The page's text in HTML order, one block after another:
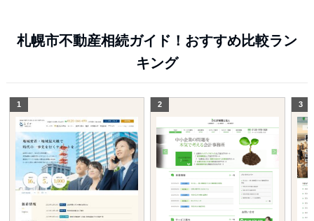
札幌市不動産相続ガイド！おすすめ比較ラン
キング